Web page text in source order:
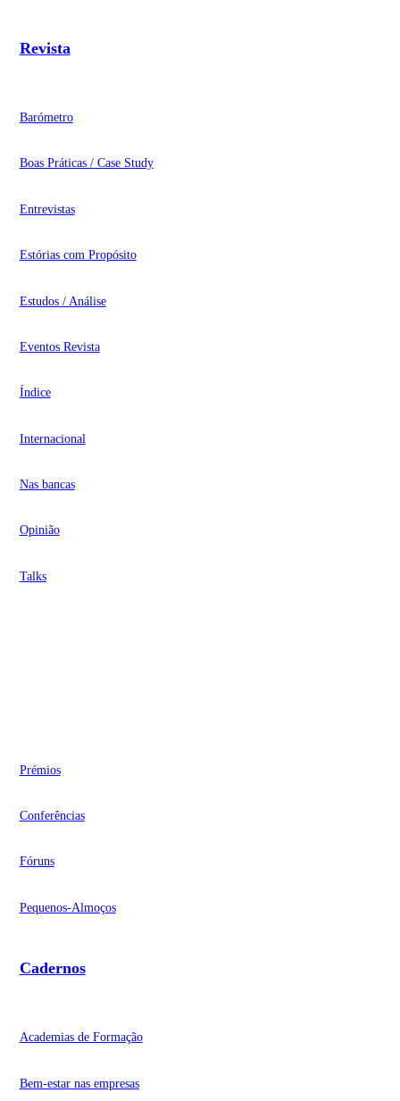
Revista
Barómetro
Boas Práticas / Case Study
Entrevistas
Estórias com Propósito
Estudos / Análise
Eventos Revista
Índice
Internacional
Nas bancas
Opinião
Talks
Prémios
Conferências
Fóruns
Pequenos-Almoços
Cadernos
Academias de Formação
Bem-estar nas empresas